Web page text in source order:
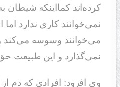
کرده‌اند کمااینکه شیطان
نمی‌خوانند کاری ندارد اما
می‌خوانند وسوسه می‌کند و
نمی‌گذارد و این طبیعت
وی افزود: افرادی که دم